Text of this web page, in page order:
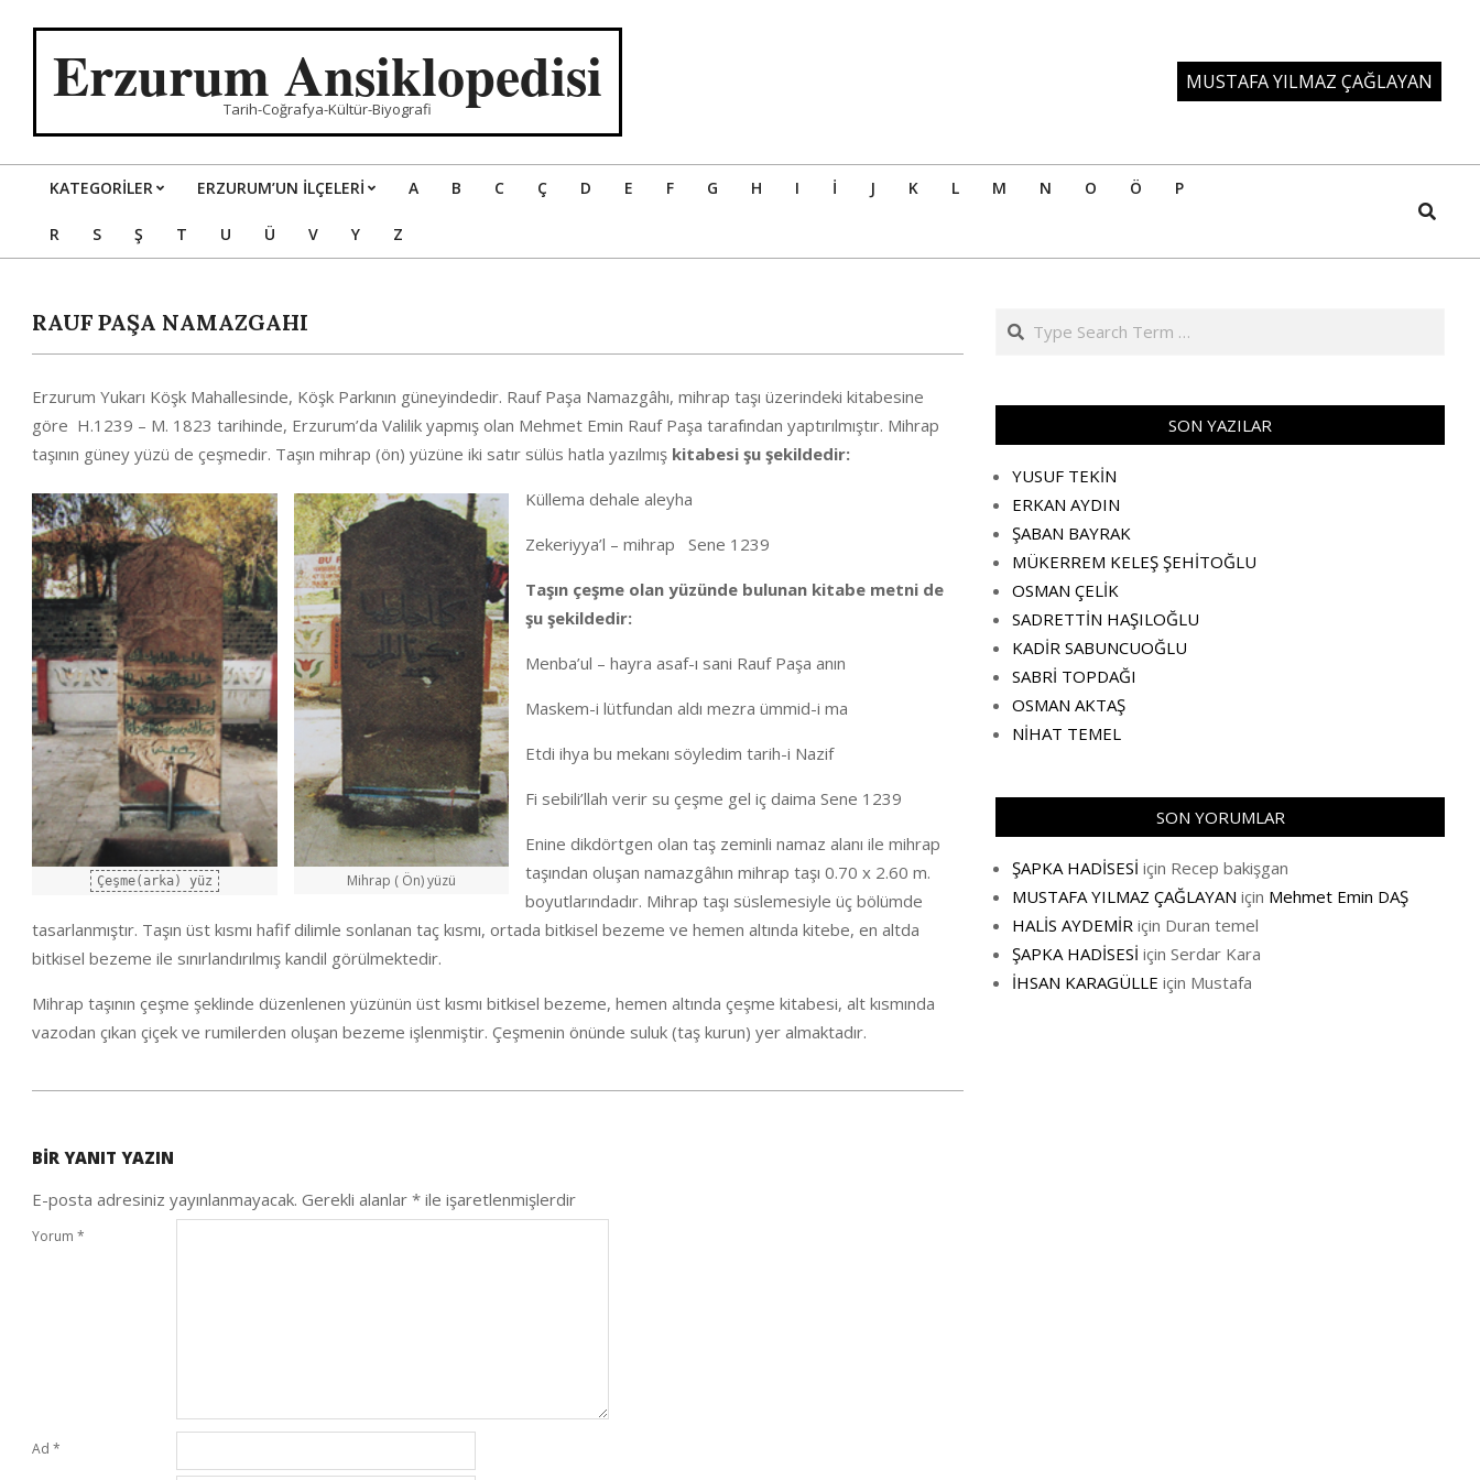
Erzurum Ansiklopedisi
Tarih-Coğrafya-Kültür-Biyografi
MUSTAFA YILMAZ ÇAĞLAYAN
Primary
Navigation
KATEGORILER ERZURUM’UN İLÇELERİ A B C Ç D E F G H I İ J K L M N O Ö P
R S Ş T U Ü V Y Z
Search
RAUF PAŞA NAMAZGAHI
Erzurum Yukarı Köşk Mahallesinde, Köşk Parkının güneyindedir. Rauf Paşa Namazgâhı, mihrap taşı üzerindeki kitabesine
göre H.1239 – M. 1823 tarihinde, Erzurum’da Valilik yapmış olan Mehmet Emin Rauf Paşa tarafından yaptırılmıştır. Mihrap
taşının güney yüzü de çeşmedir. Taşın mihrap (ön) yüzüne iki satır sülüs hatla yazılmış kitabesi şu şekildedir:
Çeşme(arka) yüz Mihrap ( Ön) yüzü
Küllema dehale aleyha
Zekeriyya’l – mihrap Sene 1239
Taşın çeşme olan yüzünde bulunan kitabe metni de
şu şekildedir:
Menba’ul – hayra asaf-ı sani Rauf Paşa anın
Maskem-i lütfundan aldı mezra ümmid-i ma
Etdi ihya bu mekanı söyledim tarih-i Nazif
Fi sebili’llah verir su çeşme gel iç daima Sene 1239
Enine dikdörtgen olan taş zeminli namaz alanı ile mihrap
taşından oluşan namazgâhın mihrap taşı 0.70 x 2.60 m.
boyutlarındadır. Mihrap taşı süslemesiyle üç bölümde
tasarlanmıştır. Taşın üst kısmı hafif dilimle sonlanan taç kısmı, ortada bitkisel bezeme ve hemen altında kitebe, en altda
bitkisel bezeme ile sınırlandırılmış kandil görülmektedir.
Mihrap taşının çeşme şeklinde düzenlenen yüzünün üst kısmı bitkisel bezeme, hemen altında çeşme kitabesi, alt kısmında
vazodan çıkan çiçek ve rumilerden oluşan bezeme işlenmiştir. Çeşmenin önünde suluk (taş kurun) yer almaktadır.
31
BIR YANIT YAZIN
E-posta adresiniz yayınlanmayacak. Gerekli alanlar * ile işaretlenmişlerdir
Yorum *
Ad *
Search
SON YAZILAR
YUSUF TEKİN
ERKAN AYDIN
ŞABAN BAYRAK
MÜKERREM KELEŞ ŞEHİTOĞLU
OSMAN ÇELİK
SADRETTİN HAŞILOĞLU
KADİR SABUNCUOĞLU
SABRİ TOPDAĞI
OSMAN AKTAŞ
NİHAT TEMEL
SON YORUMLAR
ŞAPKA HADİSESİ için Recep bakişgan
MUSTAFA YILMAZ ÇAĞLAYAN için Mehmet Emin DAŞ
HALİS AYDEMİR için Duran temel
ŞAPKA HADİSESİ için Serdar Kara
İHSAN KARAGÜLLE için Mustafa